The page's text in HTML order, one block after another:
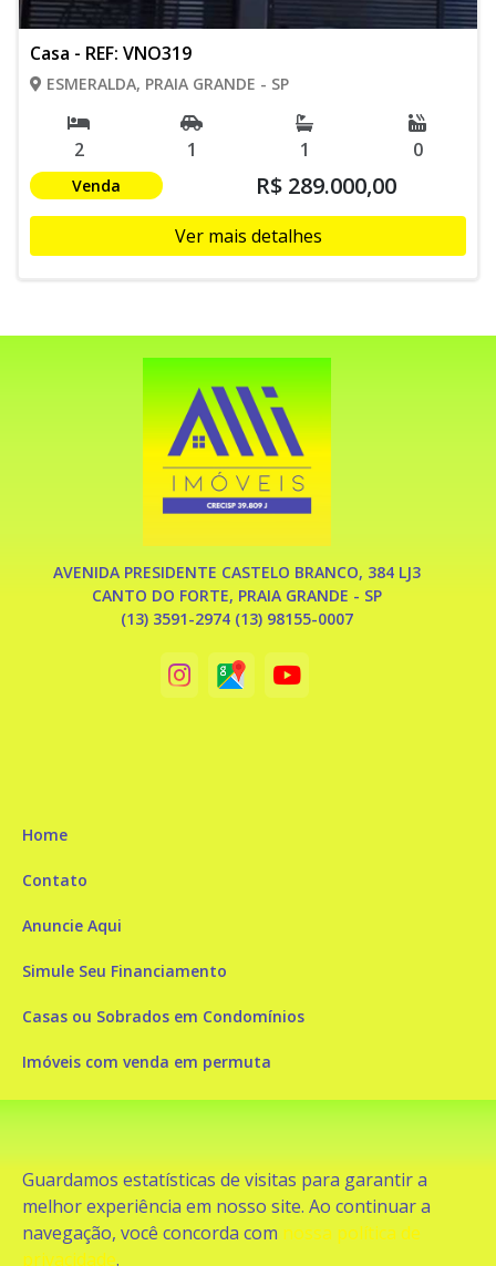
Casa - REF: VNO319
ESMERALDA, PRAIA GRANDE - SP
2 1 1 0
Venda R$ 289.000,00
Ver mais detalhes
Guardamos estatísticas de visitas para garantir a
melhor experiência em nosso site. Ao continuar a
navegação, você concorda com nossa política de
privacidade.
AVENIDA PRESIDENTE CASTELO BRANCO, 384 LJ3
CANTO DO FORTE, PRAIA GRANDE - SP
(13) 3591-2974 (13) 98155-0007
Home
Contato
Anuncie Aqui
Simule Seu Financiamento
Casas ou Sobrados em Condomínios
Imóveis com venda em permuta
Imóveis com Vista para o Mar
Casa com piscina
Apartamento com piscina